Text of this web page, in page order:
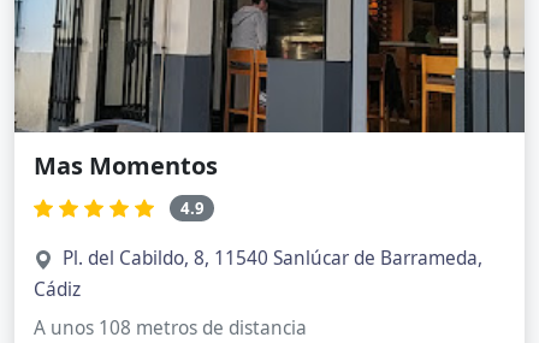
Mas Momentos
4.9
Pl. del Cabildo, 8, 11540 Sanlúcar de Barrameda,
Cádiz
A unos 108 metros de distancia